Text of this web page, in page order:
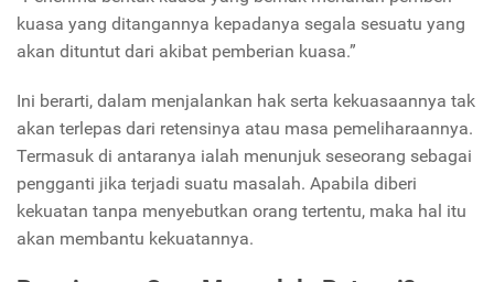
kuasa yang ditangannya kepadanya segala sesuatu yang
akan dituntut dari akibat pemberian kuasa.”
Ini berarti, dalam menjalankan hak serta kekuasaannya tak
akan terlepas dari retensinya atau masa pemeliharaannya.
Termasuk di antaranya ialah menunjuk seseorang sebagai
pengganti jika terjadi suatu masalah. Apabila diberi
kekuatan tanpa menyebutkan orang tertentu, maka hal itu
akan membantu kekuatannya.